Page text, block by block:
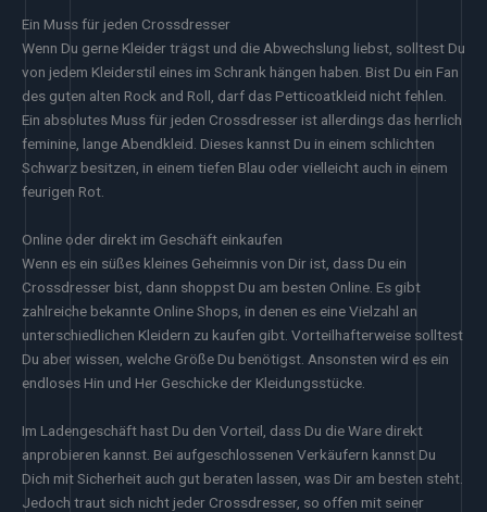
Ein Muss für jeden Crossdresser
Wenn Du gerne Kleider trägst und die Abwechslung liebst, solltest Du
von jedem Kleiderstil eines im Schrank hängen haben. Bist Du ein Fan
des guten alten Rock and Roll, darf das Petticoatkleid nicht fehlen.
Ein absolutes Muss für jeden Crossdresser ist allerdings das herrlich
feminine, lange Abendkleid. Dieses kannst Du in einem schlichten
Schwarz besitzen, in einem tiefen Blau oder vielleicht auch in einem
feurigen Rot.
Online oder direkt im Geschäft einkaufen
Wenn es ein süßes kleines Geheimnis von Dir ist, dass Du ein
Crossdresser bist, dann shoppst Du am besten Online. Es gibt
zahlreiche bekannte Online Shops, in denen es eine Vielzahl an
unterschiedlichen Kleidern zu kaufen gibt. Vorteilhafterweise solltest
Du aber wissen, welche Größe Du benötigst. Ansonsten wird es ein
endloses Hin und Her Geschicke der Kleidungsstücke.
Im Ladengeschäft hast Du den Vorteil, dass Du die Ware direkt
anprobieren kannst. Bei aufgeschlossenen Verkäufern kannst Du
Dich mit Sicherheit auch gut beraten lassen, was Dir am besten steht.
Jedoch traut sich nicht jeder Crossdresser, so offen mit seiner